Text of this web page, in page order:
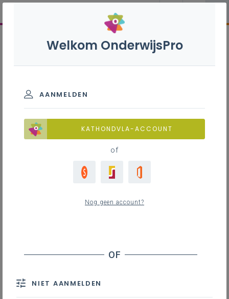
Welkom OnderwijsPro
AANMELDEN
KATHONDVLA-ACCOUNT
of
Nog geen account?
NIET AANMELDEN